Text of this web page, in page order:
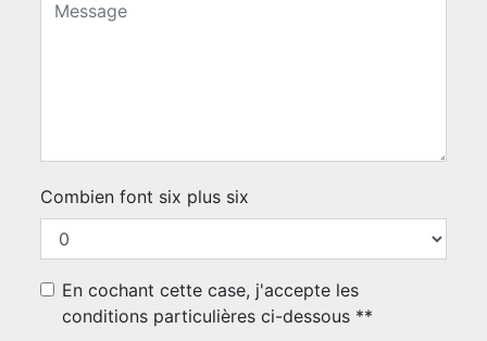
Combien font six plus six
En cochant cette case, j'accepte les
conditions particulières ci-dessous **